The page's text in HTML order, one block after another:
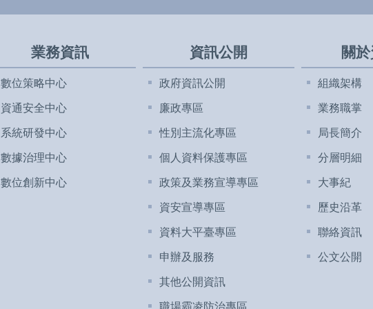
業務資訊
數位策略中心
資通安全中心
系統研發中心
數據治理中心
數位創新中心
資訊公開
政府資訊公開
廉政專區
性別主流化專區
個人資料保護專區
政策及業務宣導專區
資安宣導專區
資料大平臺專區
申辦及服務
其他公開資訊
關
組織架構
業務職掌
局長簡介
分層明細
大事紀
歷史沿革
聯絡資訊
公文公開